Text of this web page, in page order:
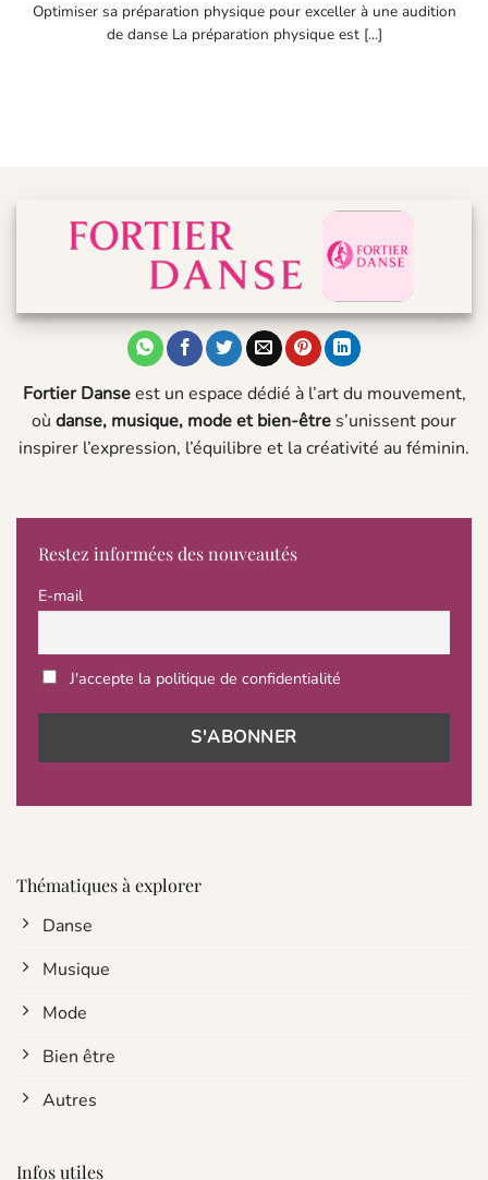
Optimiser sa préparation physique pour exceller à une audition
de danse La préparation physique est [...]
Fortier Danseest un espace dédié à l’art du mouvement,
où danse, musique, mode et bien-être s’unissent pour
inspirer l’expression, l’équilibre et la créativité au féminin.
Restez informées des nouveautés
E-mail
J'accepte la politique de confidentialité
Thématiques à explorer
Danse
Musique
Mode
Bien être
Autres
Infos utiles